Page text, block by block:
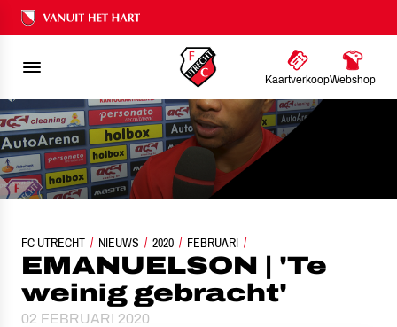
Ons nalatenschap
KaartverkoopWebshop
FC UTRECHT NIEUWS 2020 FEBRUARI
EMANUELSON | 'TE WEINIG GEBRACHT'
EMANUELSON | 'Te
weinig gebracht'
02 FEBRUARI 2020